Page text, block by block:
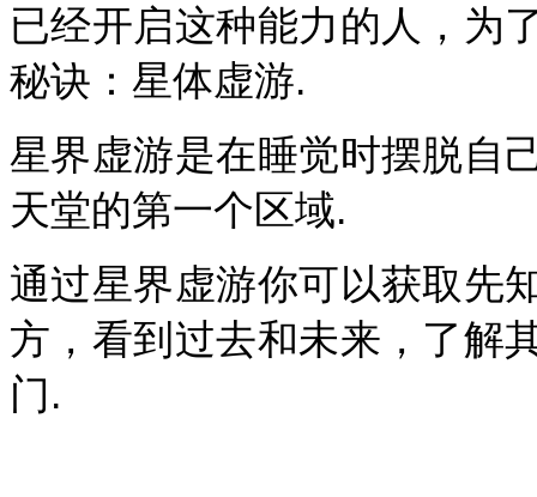
已经开启这种能力的人，为
秘诀：星体虚游.
星界虚游是在睡觉时摆脱自
天堂的第一个区域.
通过星界虚游你可以获取先
方，看到过去和未来，了解
门.